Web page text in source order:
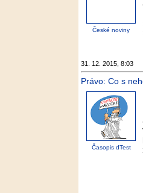
České noviny
31. 12. 2015, 8:03
Právo: Co s
Časopis dTest